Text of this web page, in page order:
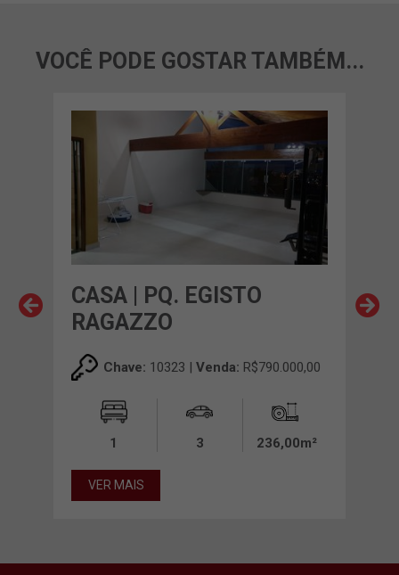
VOCÊ PODE GOSTAR TAMBÉM...
CASA | PQ. EGISTO
RAGAZZO
Chave: 10323 | Venda: R$790.000,00
1 3 236,00m²
VER MAIS